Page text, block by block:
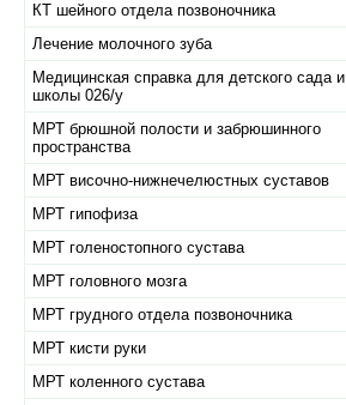
КТ шейного отдела позвоночника
Лечение молочного зуба
Медицинская справка для детского сада и
школы 026/у
МРТ брюшной полости и забрюшинного
пространства
МРТ височно-нижнечелюстных суставов
МРТ гипофиза
МРТ голеностопного сустава
МРТ головного мозга
МРТ грудного отдела позвоночника
МРТ кисти руки
МРТ коленного сустава